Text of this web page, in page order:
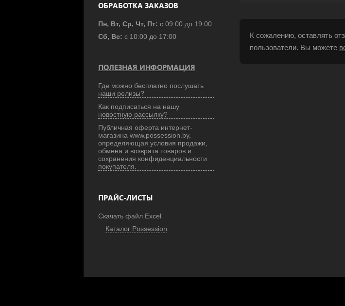
ОБРАБОТКА ЗАКАЗОВ
Пн, Вт, Ср, Чт, Пт: с 09:00 до 19:00
Сб, Вс: с 10:00 до 17:00
ПОЛЕЗНАЯ ИНФОРМАЦИЯ
Где можно бесплатно послушать
наши релизы?
Как подписаться на нашу
новостную рассылку?
Публичная оферта интернет-
магазина www.possession.by,
определяющая условия продажи,
обмена и возврата товаров и
сохранения конфиденциальности
покупателя.
ПРАЙС-ЛИСТЫ
Скачать файл Excel
Каталог Possession
К сожалению, оставлять
пользователи. Вы можете